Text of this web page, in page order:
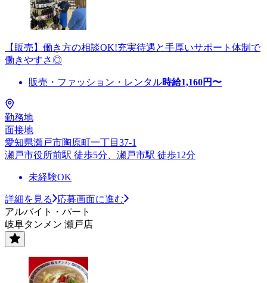
【販売】働き方の相談OK!充実待遇と手厚いサポート体制で
働きやすさ◎
販売・ファッション・レンタル時給1,160円〜
勤務地
面接地
愛知県瀬戸市陶原町一丁目37-1
瀬戸市役所前駅 徒歩5分、瀬戸市駅 徒歩12分
未経験OK
詳細を見る
応募画面に進む
アルバイト・パート
岐阜タンメン 瀬戸店